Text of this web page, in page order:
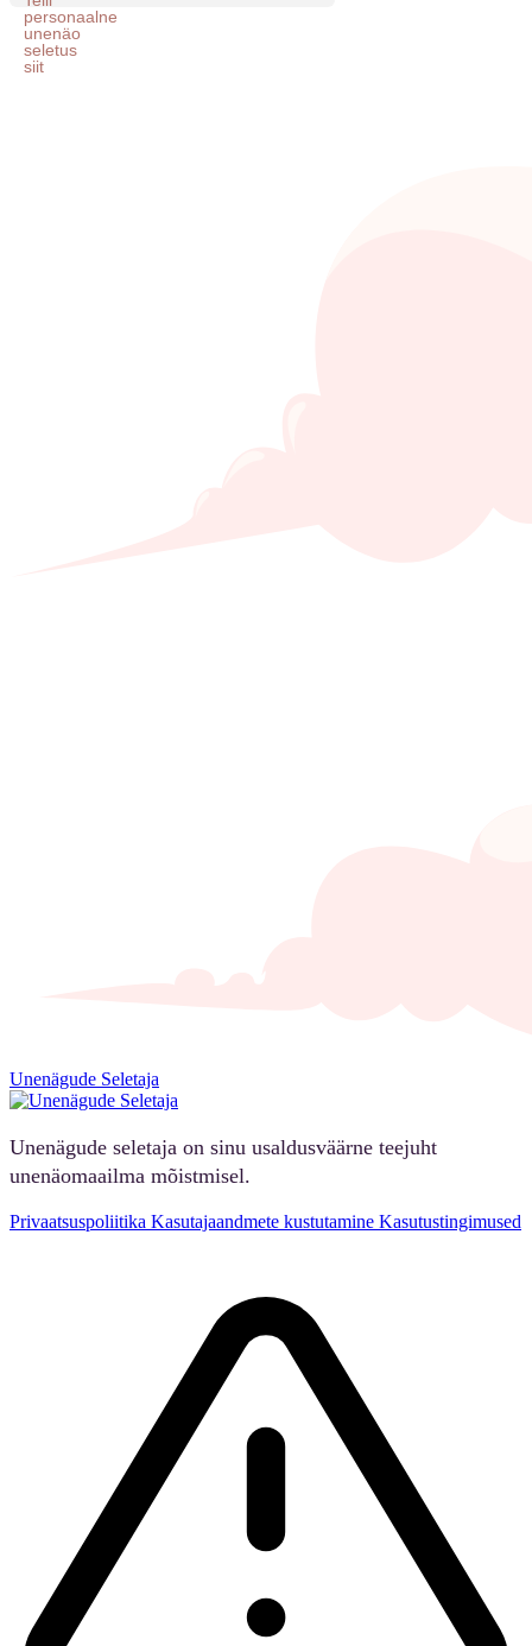
Unenägude Seletaja
Unenägude seletaja on sinu usaldusväärne teejuht
unenäomaailma mõistmisel.
Privaatsuspoliitika Kasutajaandmete kustutamine Kasutustingimused